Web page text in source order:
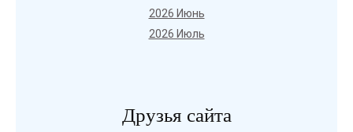
2026 Июнь
2026 Июль
Друзья сайта